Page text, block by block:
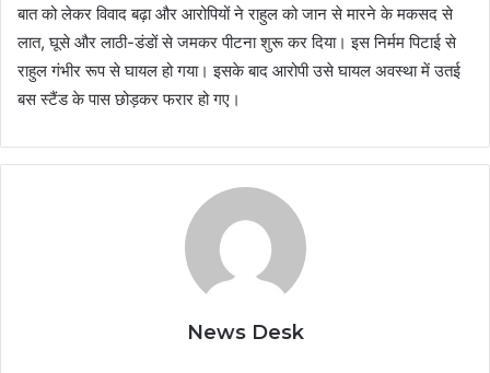
बात को लेकर विवाद बढ़ा और आरोपियों ने राहुल को जान से मारने के मकसद से
लात, घूसे और लाठी-डंडों से जमकर पीटना शुरू कर दिया। इस निर्मम पिटाई से
राहुल गंभीर रूप से घायल हो गया। इसके बाद आरोपी उसे घायल अवस्था में उतई
बस स्टैंड के पास छोड़कर फरार हो गए।
News Desk